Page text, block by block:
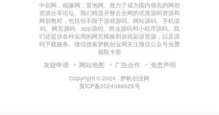
中创网，福缘网，冒泡网。致力于成为国内领先的网创
资源分享论坛。我们精选并整合全网的优质源码资源和
网创教程，包括但不限于游戏源码、网站源码、手机源
码、网页源码、app源码、商业源码和小程序源码。我
们还提供各种实用的网页模板和游戏架设资源，以及源
码下载服务。微信搜索梦帆创业网关注微信公众号免费
领取卡密
友链申请 网站地图 广告合作 免责声明
Copyright © 2024 · 梦帆创业网
冀ICP备2024086625号